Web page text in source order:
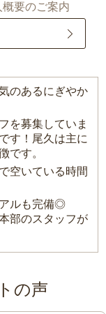
要のご案内
のあるにぎやか
を募集していま
す！尾久は主に
です。
空いている時間
ルも完備◎
部のスタッフが
の声